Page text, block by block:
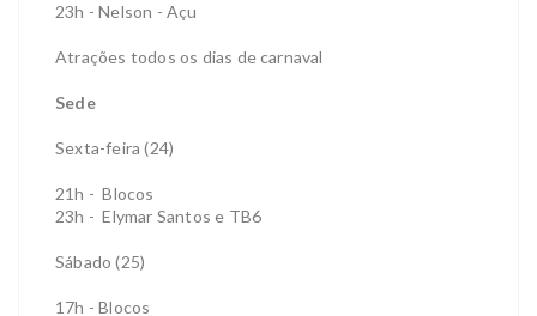
23h - Nelson - Açu
Atrações todos os dias de carnaval
Sede
Sexta-feira (24)
21h - Blocos
23h - Elymar Santos e TB6
Sábado (25)
17h - Blocos